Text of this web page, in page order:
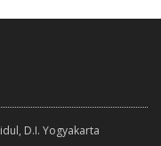
D.I. Yogyakarta